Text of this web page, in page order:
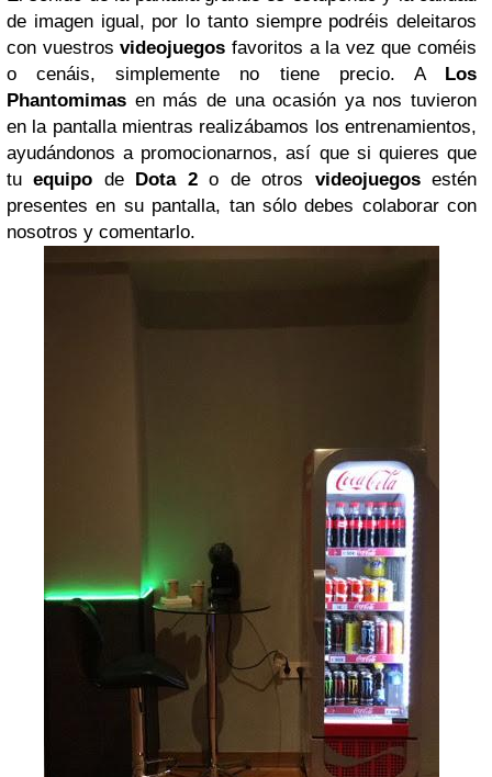
de imagen igual, por lo tanto siempre podréis deleitaros
con vuestrosvideojuegos favoritos a la vez que coméis
o cenáis, simplemente no tiene precio. A
Los
Phantomimas en más de una ocasión ya nos tuvieron
en la pantalla mientras realizábamos los entrenamientos,
ayudándonos a promocionarnos, así que si quieres que
tuequipo de Dota 2o de otros videojuegosestén
presentes en su pantalla, tan sólo debes colaborar con
nosotros y comentarlo.